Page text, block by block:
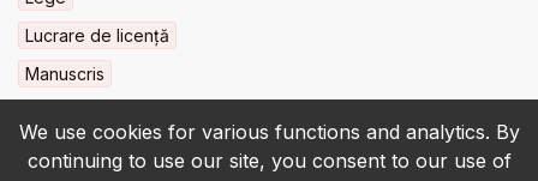
We use cookies for various functions and analytics. By
continuing to use our site, you consent to our use of
Lucrare de licență
Manuscris